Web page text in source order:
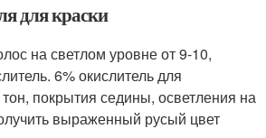
для краски
на светлом уровне от 9-10,
6% окислитель для
покрытия седины, осветления на
выраженный русый цвет